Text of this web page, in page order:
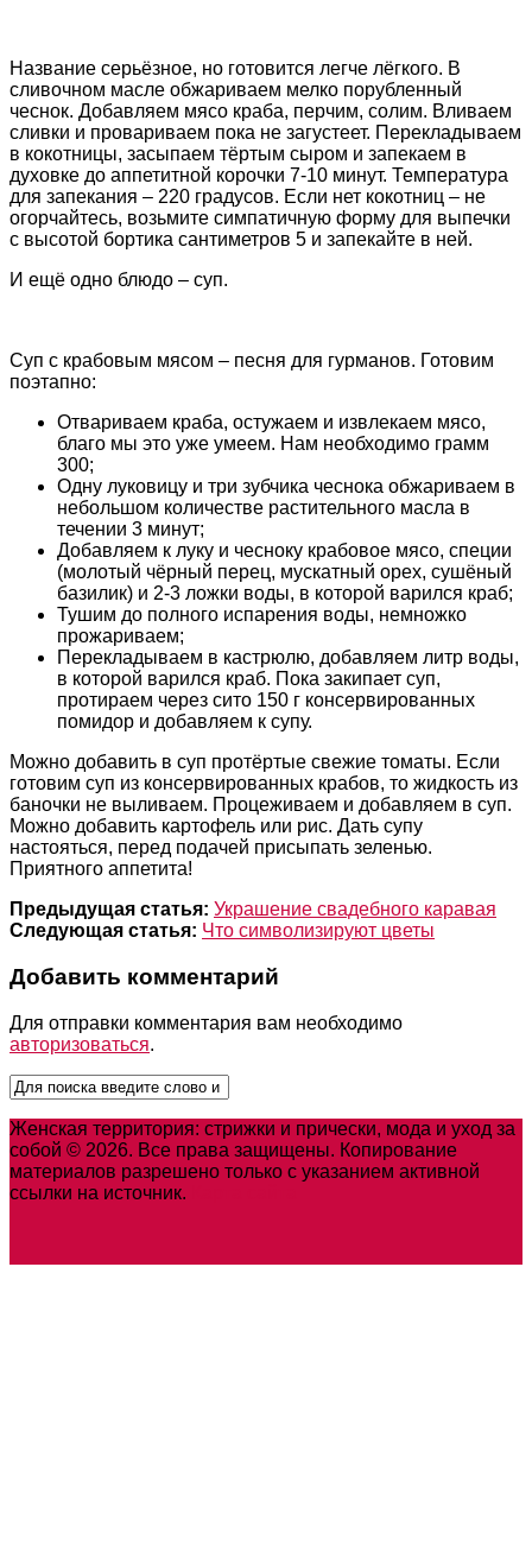
Название серьёзное, но готовится легче лёгкого. В
сливочном масле обжариваем мелко порубленный
чеснок. Добавляем мясо краба, перчим, солим. Вливаем
сливки и провариваем пока не загустеет. Перекладываем
в кокотницы, засыпаем тёртым сыром и запекаем в
духовке до аппетитной корочки 7-10 минут. Температура
для запекания – 220 градусов. Если нет кокотниц – не
огорчайтесь, возьмите симпатичную форму для выпечки
с высотой бортика сантиметров 5 и запекайте в ней.
И ещё одно блюдо – суп.
Суп с крабовым мясом – песня для гурманов. Готовим
поэтапно:
Отвариваем краба, остужаем и извлекаем мясо,
благо мы это уже умеем. Нам необходимо грамм
300;
Одну луковицу и три зубчика чеснока обжариваем в
небольшом количестве растительного масла в
течении 3 минут;
Добавляем к луку и чесноку крабовое мясо, специи
(молотый чёрный перец, мускатный орех, сушёный
базилик) и 2-3 ложки воды, в которой варился краб;
Тушим до полного испарения воды, немножко
прожариваем;
Перекладываем в кастрюлю, добавляем литр воды,
в которой варился краб. Пока закипает суп,
протираем через сито 150 г консервированных
помидор и добавляем к супу.
Можно добавить в суп протёртые свежие томаты. Если
готовим суп из консервированных крабов, то жидкость из
баночки не выливаем. Процеживаем и добавляем в суп.
Можно добавить картофель или рис. Дать супу
настояться, перед подачей присыпать зеленью.
Приятного аппетита!
Предыдущая статья: Украшение свадебного каравая
Следующая статья: Что символизируют цветы
Добавить комментарий
Для отправки комментария вам необходимо
авторизоваться.
Женская территория: стрижки и прически, мода и уход за
собой © 2026. Все права защищены. Копирование
материалов разрешено только с указанием активной
ссылки на источник.